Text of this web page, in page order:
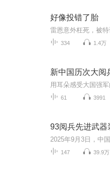
好像投错了胎
334 1.4万
61 3991
147 39.9万